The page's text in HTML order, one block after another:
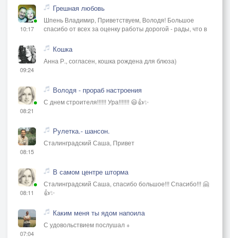
10:17
Грешная любовь
Шпень Владимир, Приветствуем, Володя! Большое
спасибо от всех за оценку работы дорогой - рады, что в
09:24
Кошка
Анна Р., согласен, кошка рождена для блюза)
08:21
Володя - прораб настроения
С днем строителя!!!!!! Ура!!!!!!! 😃👍✨
08:15
Рулетка.- шансон.
Сталинградский Саша, Привет
08:11
В самом центре шторма
Сталинградский Саша, спасибо большое!!! Спасибо!!! 🤗
👍✨
07:04
Каким меня ты ядом напоила
С удовольствием послушал +